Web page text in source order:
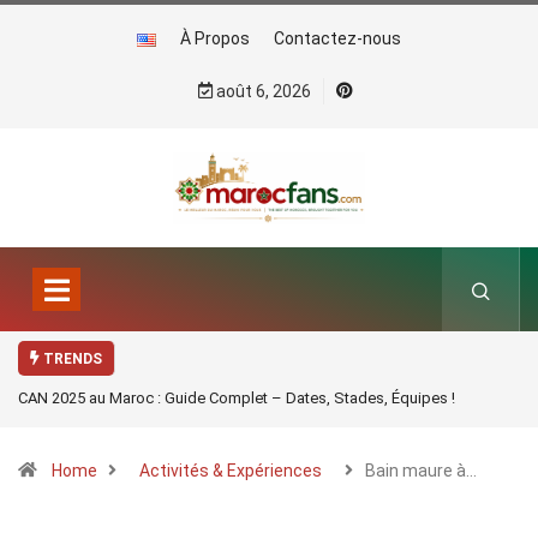
À Propos Contactez-nous
août 6, 2026
TRENDS
CAN 2025 au Maroc : Guide Complet – Dates, Stades, Équipes !
Home Activités & Expériences Bain maure à…